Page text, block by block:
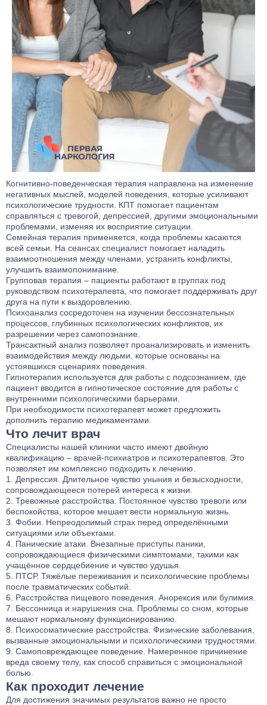
Когнитивно-поведенческая терапия направлена на изменение
негативных мыслей, моделей поведения, которые усиливают
психологические трудности. КПТ помогает пациентам
справляться с тревогой, депрессией, другими эмоциональными
проблемами, изменяя их восприятие ситуации.
Семейная терапия применяется, когда проблемы касаются
всей семьи. На сеансах специалист помогает наладить
взаимоотношения между членами, устранить конфликты,
улучшить взаимопонимание.
Групповая терапия – пациенты работают в группах под
руководством психотерапевта, что помогает поддерживать друг
друга на пути к выздоровлению.
Психоанализ сосредоточен на изучении бессознательных
процессов, глубинных психологических конфликтов, их
разрешении через самопознание.
Трансактный анализ позволяет проанализировать и изменить
взаимодействия между людьми, которые основаны на
устоявшихся сценариях поведения.
Гипнотерапия используется для работы с подсознанием, где
пациент вводится в гипнотическое состояние для работы с
внутренними психологическими барьерами.
При необходимости психотерапевт может предложить
дополнить терапию медикаментами.
Что лечит врач
Специалисты нашей клиники часто имеют двойную
квалификацию – врачей-психиатров и психотерапевтов. Это
позволяет им комплексно подходить к лечению.
Депрессия . Длительное чувство уныния и безысходности,
сопровождающееся потерей интереса к жизни.
Тревожные расстройства. Постоянное чувство тревоги или
беспокойства, которое мешает вести нормальную жизнь.
Фобии. Непреодолимый страх перед определёнными
ситуациями или объектами.
Панические атаки . Внезапные приступы паники,
сопровождающиеся физическими симптомами, такими как
учащённое сердцебиение и чувство удушья.
ПТСР. Тяжёлые переживания и психологические проблемы
после травматических событий.
Расстройства пищевого поведения. Анорексия или булимия.
Бессонница и нарушения сна. Проблемы со сном, которые
мешают нормальному функционированию.
Психосоматические расстройства. Физические заболевания,
вызванные эмоциональными и психологическими трудностями.
Самоповреждающее поведение. Намеренное причинение
вреда своему телу, как способ справиться с эмоциональной
болью.
Как проходит лечение
Для достижения значимых результатов важно не просто